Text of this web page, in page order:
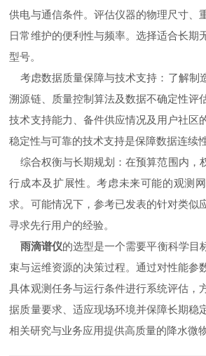
供电与通信条件。评估仪器的物理尺寸、
日常维护的便利性与频率。选择适合长期
型号。
考虑数据质量保障与技术支持：了解制
溯源链、质量控制算法及数据不确定性评
技术支持能力、备件供应情况及用户社区
稳定性与可靠的技术支持是保障数据连续
综合权衡与长期规划：在预算范围内，
行成本及扩展性。考虑未来可能的观测
求。可能情况下，参考已发表的针对类似
寻求先行用户的经验。
雨滴谱仪的选型是一个需要平衡科学目
束与运维资源的决策过程。通过对性能参
具体观测任务与运行条件进行系统评估，
据质量要求、适应现场环境并保障长期稳
相关研究与业务应用提供高质量的降水微